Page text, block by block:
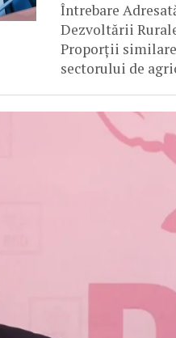
Întrebare
Dezvoltării
Proporții
sectorului de